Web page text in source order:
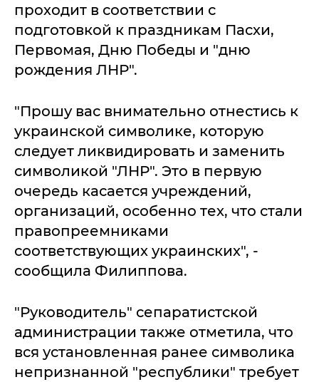
проходит в соответствии с
подготовкой к праздникам Пасхи,
Первомая, Дню Победы и "дню
рождения ЛНР".
"Прошу вас внимательно отнестись к
украинской символике, которую
следует ликвидировать и заменить
символикой "ЛНР". Это в первую
очередь касается учреждений,
организаций, особенно тех, что стали
правопреемниками
соответствующих украинских", -
сообщила Филиппова.
"Руководитель" сепаратистской
администрации также отметила, что
вся установленная ранее символика
непризнанной "республики" требует